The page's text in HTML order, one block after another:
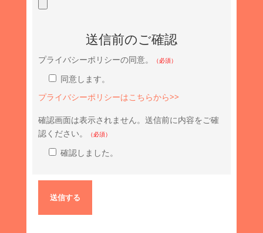
送信前のご確認
プライバシーポリシーの同意。 （必須）
同意します。
プライバシーポリシーはこちらから>>
確認画面は表示されません。送信前に内容をご確
認ください。
（必須）
確認しました。